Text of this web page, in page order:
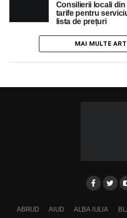
Consilierii locali
tarife pentru
lista de prețuri
MAI MULTE
ABRUD AIUD ALBA IULIA